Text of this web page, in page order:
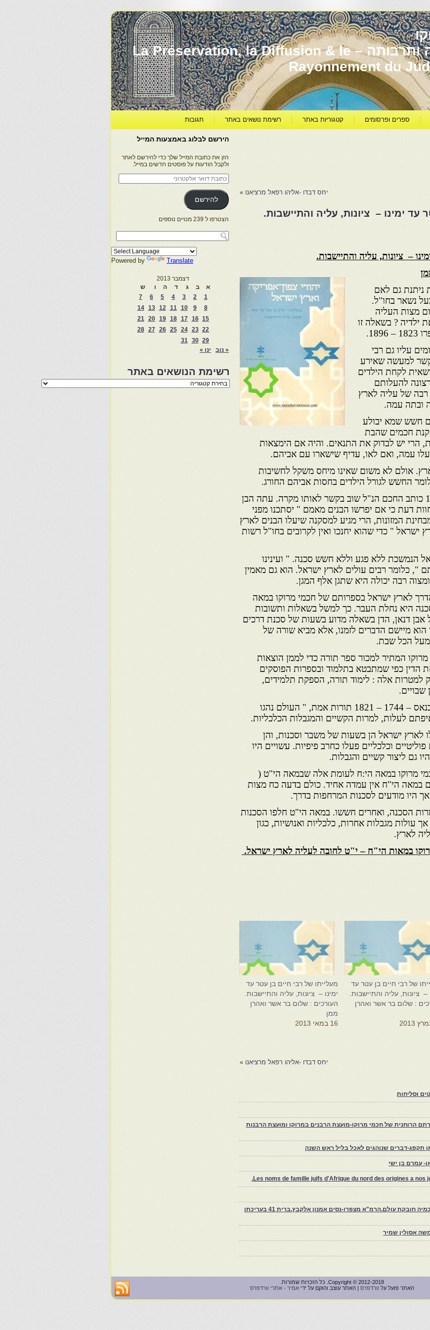
יהדות מרוקו עברה ותרבותה – La Préservation, la Diffusion & le
Rayonnement du
ספרים ופרסומים קטגוריות באתר רשימת נושאים באתר תגובות
יחס דבדו -אליהו רפאל מרציאנו »
עד ימינו – ציונות, עליה והתיישבות.
– ציונות, עליה והתיישבות.
גם לאם
נשאר בחו"ל.
מצות העליה
ילדיה ? בשאלה זו
בשנת 1858, וחתומים עליו גם רבי
למעשה שאירע
לקחת הילדים
להעלותם
רבה של עליה לארץ
ובתה עמה.
חשש שמא יבולע
חכמים שהבת
הרי יש לבדוק את התנאים. והיה אם הימצאות
עמה, ואם לאו, עדיף שישארו עם אביהם.
אולם לא משום שאינו מיחס משקל לחשיבות
החשש לגורל הילדים בחסות אביהם החורג.
כעשר שנים לאחר מכן בשנת 1868 כותב החכם הנ"ל שוב בקשר לאותו מקרה. עתה הבן
דעת כי אם יפרשו הבנים מאמם " יסתכנו מפני
המזונות, הרי מגיע למסקנה שיעלו הבנים לארץ
ישראל " כדי שהוא יחנכו ואין לקרובים בחו"ל רשות
הנמשכת ללא פגע וללא חשש סכנה. " ועינינו
", כלומר רבים עולים לארץ ישראל. הוא גם מאמין
רבה יכולה היא שתגן אלף המגן.
לארץ ישראל בספרותם של חכמי מרוקו במאה
היא נחלת העבר. כך למשל בשאלות ותשובות
אבן דנאן, הדן בשאלה מדוע בשעות של סכנת דרכים
הוא מיישם הדברים לזמנו, אלא מביא שורה של
הכל שבת.
מרוקו המתיר למכור ספר תורה כדי לממן הוצאות
הדין כפי שמתבטא בתלמוד ובספרות הפוסקים
למטרות אלה : לימוד תורה, הספקת תלמידים,
וכפי שמעיד רבי רפאל בירדוגו ממכנאס – 1744 – 1821 תורות אמת, " העולם נהגו
לעלות, למרות הקשיים והמגבלות הכלכליות.
לארץ ישראל הן בשעות של משבר וסכנות, והן
וכלכליים פעלו כחרב פיפיות. עשויים היו
גם ליצור קשיים והגבלות.
מרוקו במאה הי:ח לעומת אלה שבמאה הי"ט (
החכמים במאה הי"ח אין עמדה אחיד. כולם בדעה כח מצות
היו מודעים לסכנות המרחפות בדרך.
הסכנה, ואחרים חששו. במאה הי"ט חלפו הסכנות
עולות מגבלות אחרות, כלכליות ואנושיות, כגון
לארץ.
במאות הי"ח – י"ט לחובה לעליה לארץ ישראל.
של רבי חיים בן עטר עד
– ציונות, עליה והתיישבות.
: שלום בר אשר ואהרן
מעלייתו של רבי חיים בן עטר עד
ימינו – ציונות, עליה והתיישבות.
העורכים : שלום בר אשר ואהרן
ממן
16 במאי 2013
יחס דבדו -אליהו רפאל מרציאנו »
וסליחות
הרוחנית של חכמי מרוקו-מועצת הרבנים במרוקו ומועצת הרבנות
תקפג-דברים שנוהגים לאכל בליל ראש השנה
עמרם בן ישי
Les noms de famille juifs d'Afrique du nord des origines a nos
צפרו – קהילה יהודית קטנה במרוקו, ויצירת חכמיה חובקת עולם.הרמ"א מצפרו-נסים אמנון אלקבץ.ברית 41 בעריכתו
אסולין שמיר
הירשם לבלוג באמצעות המייל
הזן את כתובת המייל שלך כדי להירשם לאתר
ולקבל הודעות על פוסטים חדשים במייל.
כתובת
דואר
אלקטרוני
להירשם
הצטרפו ל 239 מנויים נוספים
Powered by Translate
דצמבר 2013
א
ב ג ד ה ו
ש
1
2
3
4
5
6
7
8
9
10
11
12
13
14
15
16
17
18
19
20
21
22
23
24
25
26
27
28
29
30
31
« נוב
ינו »
רשימת הנושאים באתר
רשימת
הנושאים
Copyright © 2012-2018. כל הזכויות שמורות.
האתר פועל על וורדפרס | האתר עוצב והוקם על ידי אמיר - אתרי וורדפרס